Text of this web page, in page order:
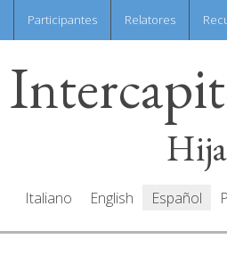
Participantes Relatores
Italiano English Español